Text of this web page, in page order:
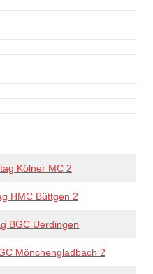
Kölner MC 2
HMC Büttgen 2
BGC Uerdingen
Mönchengladbach 2